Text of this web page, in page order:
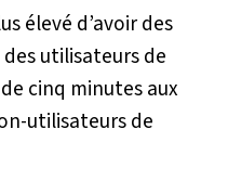
élevé d’avoir des
utilisateurs de
cinq minutes aux
utilisateurs de